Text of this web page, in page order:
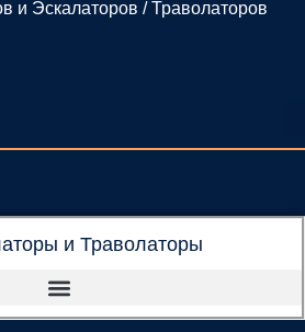
и Эскалаторов / Траволаторов
и Траволаторы